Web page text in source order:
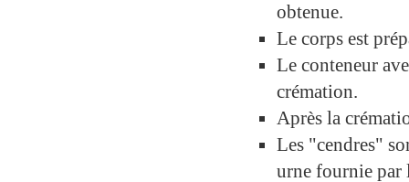
obtenue.
Le corps est
Le conteneur
crémation.
Après la
Les "cendres"
urne fournie par